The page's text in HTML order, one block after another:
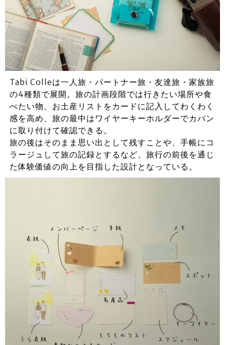
Tabi Colleは一人旅・パートナー旅・友達旅・家族旅
の4種類で展開。旅の計画段階では行きたい場所や食
べたい物、お土産リストをカードに記入してわくわく
感を高め、旅の最中はワイヤーキーホルダーでカバン
に取り付けて確認できる。
旅の後はそのまま思い出として残すことや、手帳にコ
ラージュして旅の記録とするなど、旅行の前後を通じ
た体験価値の向上を目指した設計となっている。